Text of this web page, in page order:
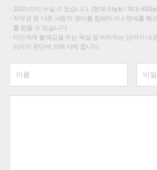
200자까지 쓰실 수 있습니다. (현재 0 byte / 최대
저작권 등 다른 사람의 권리를 침해하거나 명예를 훼
를 받을 수 있습니다.
타인에게 불쾌감을 주는 욕설 등 비하하는 단어가 내
리자의 판단에 의해 삭제 합니다.